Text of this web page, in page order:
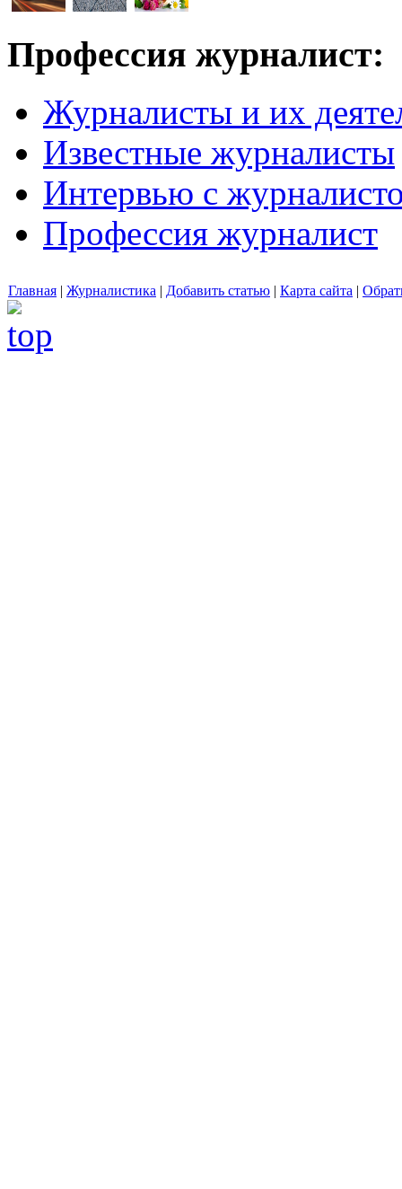
Профессия журналист:
Журналисты и их
Известные журналисты
Интервью с
Профессия журналист
Главная | Журналистика | Добавить статью | Карта сайта |